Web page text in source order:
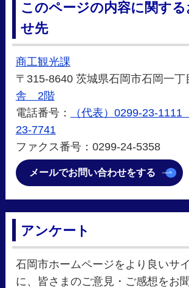
このページの内容に関す
せ先
商工観光課
〒315-8640 茨城県石岡市石岡一丁
舎 2階
電話番号：
（代表）0299-23-1111
23-7741
ファクス番号：0299-24-5358
メールでお問い合わせをする
アンケート
石岡市ホームページをより良いサ
に、皆さまのご意見・ご感想をお